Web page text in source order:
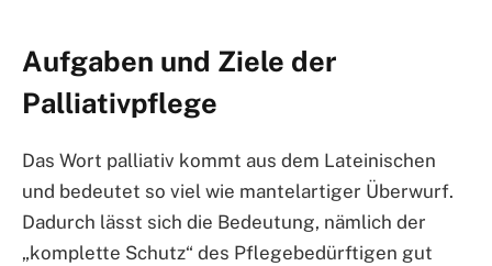
Aufgaben und Ziele der
Palliativpflege
Das Wort palliativ kommt aus dem Lateinischen
und bedeutet so viel wie mantelartiger Überwurf.
Dadurch lässt sich die Bedeutung, nämlich der
„komplette Schutz“ des Pflegebedürftigen gut